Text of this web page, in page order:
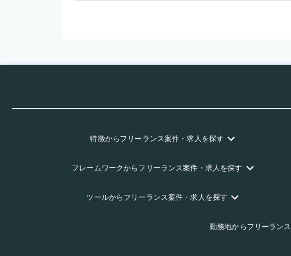
特徴からフリーランス案件・求人を探す
フレームワークからフリーランス案件・求人を探す
ツールからフリーランス案件・求人を探す
勤務地からフリーランス